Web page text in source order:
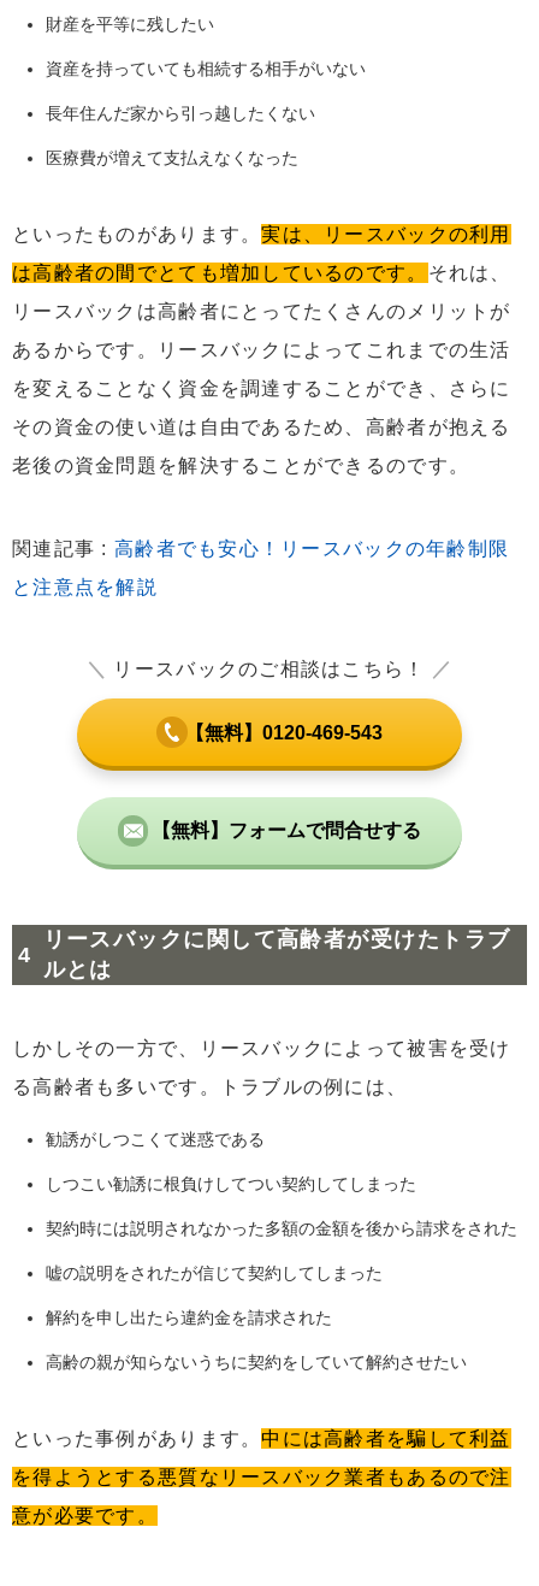
財産を平等に残したい
資産を持っていても相続する相手がいない
長年住んだ家から引っ越したくない
医療費が増えて支払えなくなった
といったものがあります。実は、リースバックの利用
は高齢者の間でとても増加しているのです。 それは、
リースバックは高齢者にとってたくさんのメリットが
あるからです。リースバックによってこれまでの生活
を変えることなく資金を調達することができ、さらに
その資金の使い道は自由であるため、高齢者が抱える
老後の資金問題を解決することができるのです。
関連記事 : 高齢者でも安心！リースバックの年齢制限
と注意点を解説
＼ リースバックのご相談はこちら！ ／
【無料】0120-469-543
【無料】フォームで問合せする
リースバックに関して高齢者が受けたトラブ
ルとは
しかしその一方で、リースバックによって被害を受け
る高齢者も多いです。トラブルの例には、
勧誘がしつこくて迷惑である
しつこい勧誘に根負けしてつい契約してしまった
契約時には説明されなかった多額の金額を後から請求をされた
嘘の説明をされたが信じて契約してしまった
解約を申し出たら違約金を請求された
高齢の親が知らないうちに契約をしていて解約させたい
といった事例があります。中には高齢者を騙して利益
を得ようとする悪質なリースバック業者もあるので注
意が必要です。